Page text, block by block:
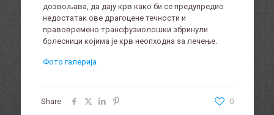
дозвољава, да дају крв како би се предупредио
недостатак ове драгоцене течности и
правовремено трансфузиолошки збринули
болесници којима је крв неопходна за лечење.
Фото галерија
Share 0